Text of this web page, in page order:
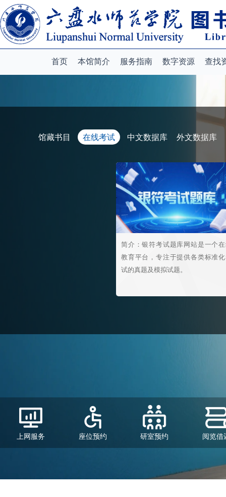
首页 本馆简介 服务指南 数字资源 查找
馆藏书目 在线考试 中文数据库 外文数据库
简介：银符考试题库网站是一个
教育平台，专注于提供各类标准
试的真题及模拟试题。
上网服务 座位预约 研室预约 阅览借